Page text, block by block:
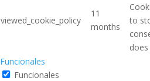
viewed_cookie_policy
11
months
to
Funcionales
Funcionales